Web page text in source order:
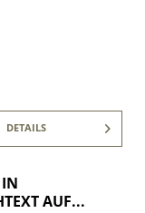
DETAILS
AUF...